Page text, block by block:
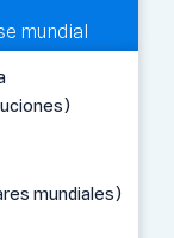
mundial
mundiales)